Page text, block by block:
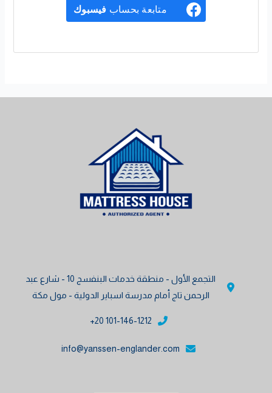
متابعة بحساب فيسبوك
التجمع الأول - منطقة خدمات البنفسج 10 - شارع عبد
الرحمن تاج أمام مدرسة اسباير الدولية - مول مكة
101-146-1212 20+
info@yanssen-englander.com